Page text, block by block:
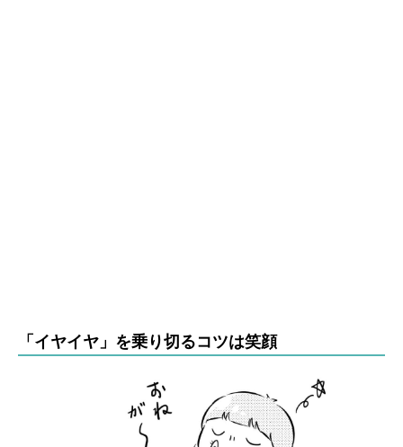
「イヤイヤ」を乗り切るコツは笑顔